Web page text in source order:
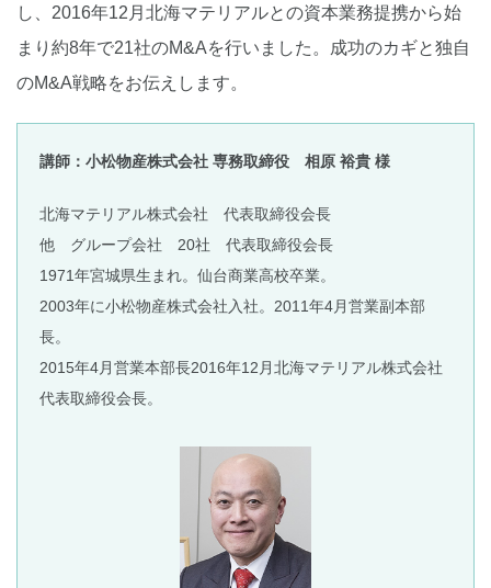
し、2016年12月北海マテリアルとの資本業務提携から始
まり約8年で21社のM&Aを行いました。成功のカギと独自
のM&A戦略をお伝えします。
講師：小松物産株式会社 専務取締役 相原 裕貴 様
北海マテリアル株式会社 代表取締役会長
他 グループ会社 20社 代表取締役会長
1971年宮城県生まれ。仙台商業高校卒業。
2003年に小松物産株式会社入社。2011年4月営業副本部
長。
2015年4月営業本部長2016年12月北海マテリアル株式会社
代表取締役会長。